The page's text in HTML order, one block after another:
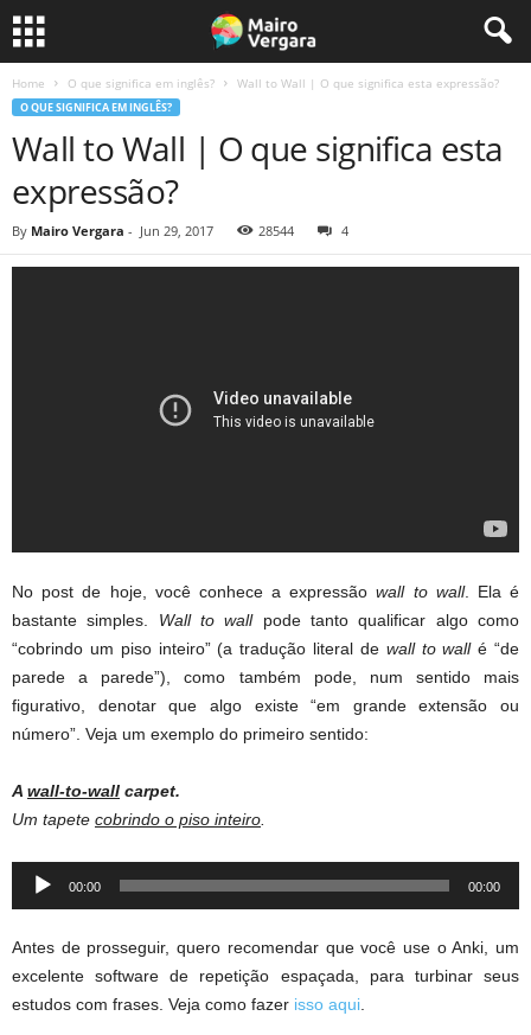
Home O que significa em inglês? Wall to Wall | O que significa esta expressão?
O QUE SIGNIFICA EM INGLÊS?
Wall to Wall | O que significa esta
expressão?
By Mairo Vergara - Jun 29, 2017 28544 4
No post de hoje, você conhece a expressãowall to wall. Ela é
bastante simples. Wall to wall pode tanto qualificar algo como
“cobrindo um piso inteiro” (a tradução literal de wall to wallé “de
parede a parede”), como também pode, num sentido mais
figurativo, denotar que algo existe “em grande extensão ou
número”. Veja um exemplo do primeiro sentido:
A wall-to-wall carpet.
Um tapete cobrindo o piso inteiro
Audio
00:00 00:00
Antes de prosseguir, quero recomendar que você use o Anki, um
excelente software de repetição espaçada, para turbinar seus
estudos com frases. Veja como fazer isso aqui